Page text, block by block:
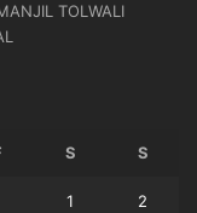
TOLWALI
S S
1 2